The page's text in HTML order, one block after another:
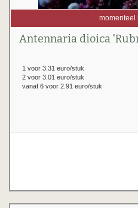
momenteel
Antennaria dioica
1 voor 3.31 euro/stuk
2 voor 3.01 euro/stuk
vanaf 6 voor 2.91 euro/stuk